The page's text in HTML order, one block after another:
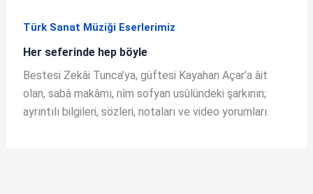
Türk Sanat Müziği Eserlerimiz
Her seferinde hep böyle
Bestesi Zekâi Tunca’ya, güftesi Kayahan Açar’a âit
olan, sabâ makâmı, nîm sofyan usûlündeki şarkının;
ayrıntılı bilgileri, sözleri, notaları ve video yorumları.